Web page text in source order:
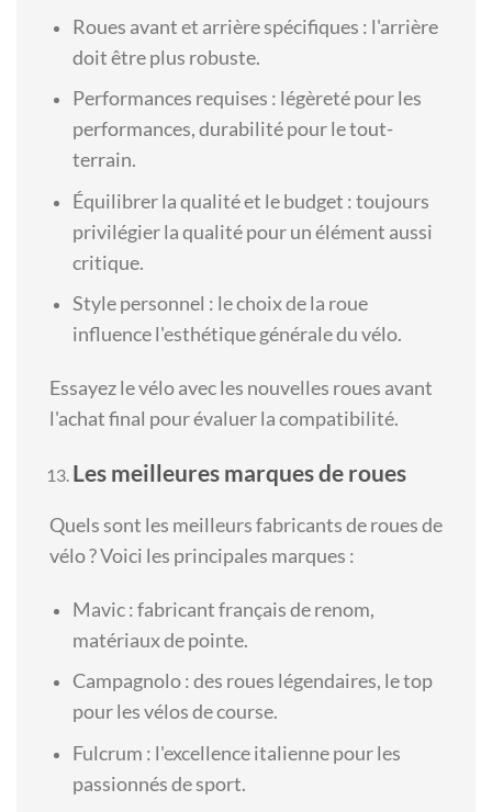
Roues avant et arrière spécifiques : l'arrière
doit être plus robuste.
Performances requises : légèreté pour les
performances, durabilité pour le tout-
terrain.
Équilibrer la qualité et le budget : toujours
privilégier la qualité pour un élément aussi
critique.
Style personnel : le choix de la roue
influence l'esthétique générale du vélo.
Essayez le vélo avec les nouvelles roues avant
l'achat final pour évaluer la compatibilité.
Les meilleures marques de roues
Quels sont les meilleurs fabricants de roues de
vélo ? Voici les principales marques :
Mavic : fabricant français de renom,
matériaux de pointe.
Campagnolo : des roues légendaires, le top
pour les vélos de course.
Fulcrum : l'excellence italienne pour les
passionnés de sport.